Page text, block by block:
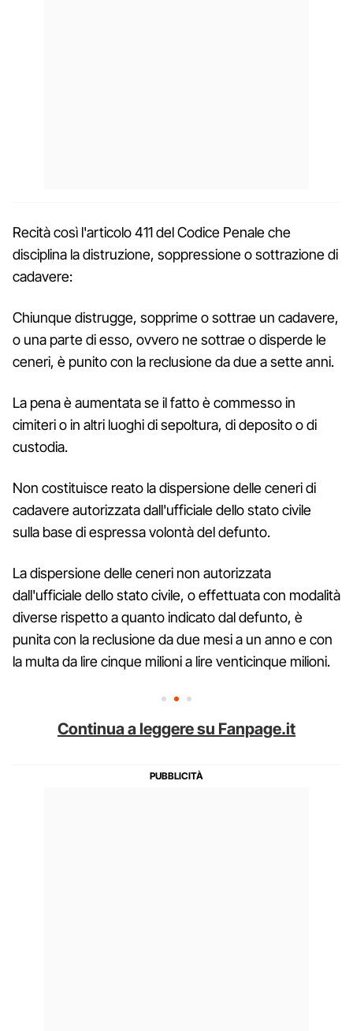
Recità così l'articolo 411 del Codice Penale che
disciplina la distruzione, soppressione o sottrazione di
cadavere:
Chiunque distrugge, sopprime o sottrae un cadavere,
o una parte di esso, ovvero ne sottrae o disperde le
ceneri, è punito con la reclusione da due a sette anni.
La pena è aumentata se il fatto è commesso in
cimiteri o in altri luoghi di sepoltura, di deposito o di
custodia.
Non costituisce reato la dispersione delle ceneri di
cadavere autorizzata dall'ufficiale dello stato civile
sulla base di espressa volontà del defunto.
La dispersione delle ceneri non autorizzata
dall'ufficiale dello stato civile, o effettuata con modalità
diverse rispetto a quanto indicato dal defunto, è
punita con la reclusione da due mesi a un anno e con
la multa da lire cinque milioni a lire venticinque milioni.
Continua a leggere su Fanpage.it